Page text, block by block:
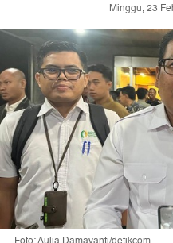
Minggu, 23